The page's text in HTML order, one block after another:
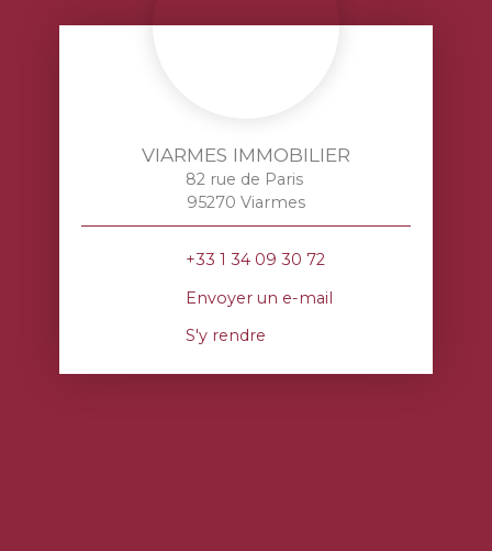
VIARMES IMMOBILIER
82 rue de Paris
95270 Viarmes
+33 1 34 09 30 72
Envoyer un e-mail
S'y rendre